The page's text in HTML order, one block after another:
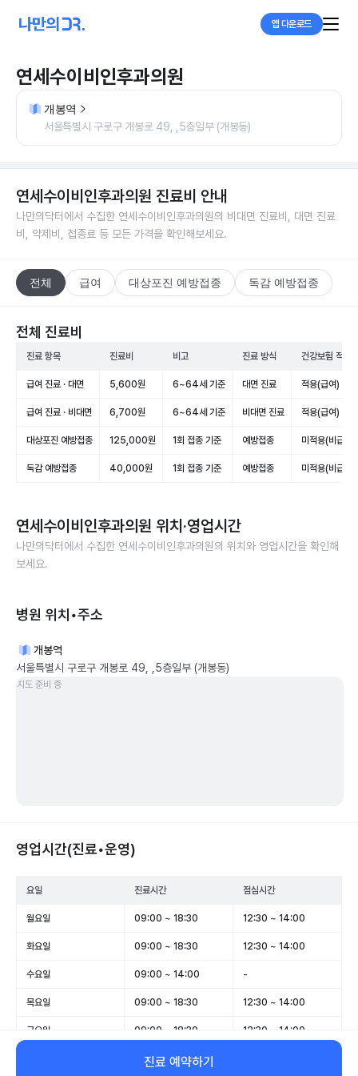
앱 다운로드
연세수이비인후과의원
개봉역
서울특별시 구로구 개봉로 49, ,5층일부 (개봉동)
연세수이비인후과의원 진료비 안내
나만의닥터에서 수집한 연세수이비인후과의원의 비대면 진료비, 대면 진료
비, 약제비, 접종료 등 모든 가격을 확인해보세요.
전체 급여 대상포진 예방접종 독감 예방접종
전체 진료비
진료 항목 진료비 비고 진료 방식 건강보험 적용
급여 진료 · 대면 5,600원 6~64세 기준 대면 진료 적용(급여)
급여 진료 · 비대면 6,700원 6~64세 기준 비대면 진료 적용(급여)
대상포진 예방접종 125,000원 1회 접종 기준 예방접종 미적용(비급여)
독감 예방접종 40,000원 1회 접종 기준 예방접종 미적용(비급여)
연세수이비인후과의원 위치·영업시간
나만의닥터에서 수집한 연세수이비인후과의원의 위치와 영업시간을 확인해
보세요.
병원 위치•주소
개봉역
서울특별시 구로구 개봉로 49, ,5층일부 (개봉동)
지도 준비 중
영업시간(진료•운영)
요일 진료시간 점심시간
월요일 09:00 ~ 18:30 12:30 ~ 14:00
화요일 09:00 ~ 18:30 12:30 ~ 14:00
수요일 09:00 ~ 14:00 -
목요일 09:00 ~ 18:30 12:30 ~ 14:00
금요일 09:00 ~ 18:30 12:30 ~ 14:00
09:00 ~ 14:00
진료 예약하기